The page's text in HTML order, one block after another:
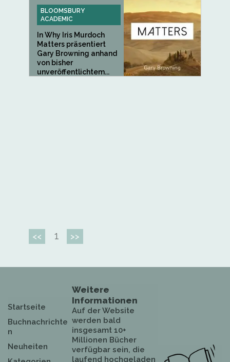
BLOOMSBURY
ACADEMIC
In Why Iris Murdoch
Matters präsentiert
Gary Browning anhand
von bisher
unveröffentlichtem...
<< 1 >>
Startseite
Buchnachrichte
n
Neuheiten
Weitere
Informationen
Auf der Website
werden bald
insgesamt 10+
Millionen Bücher
verfügbar sein, die
laufend hochgeladen